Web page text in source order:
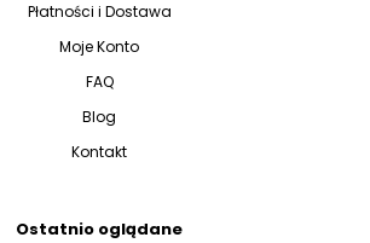
Płatności i Dostawa
Moje Konto
FAQ
Blog
Kontakt
Ostatnio oglądane